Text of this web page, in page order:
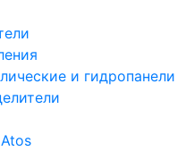
и гидропанели